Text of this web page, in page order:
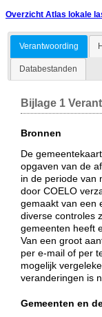
Overzicht Atlas lokale
Verantwoording
Databestanden
Bijlage 1
Bronnen
De
opgaven van de
in de periode van
door COELO
gemaakt van een
diverse controles
gemeenten heeft
Van een groot
per e-mail of per
mogelijk
veranderingen is
Gemeenten en